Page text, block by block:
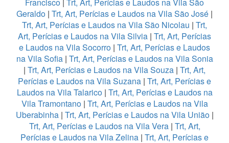
Francisco | Trt, Art, Perícias e Laudos na Vila São
Geraldo | Trt, Art, Perícias e Laudos na Vila São José |
Trt, Art, Perícias e Laudos na Vila São Nicolau | Trt,
Art, Perícias e Laudos na Vila Silvia | Trt, Art, Perícias
e Laudos na Vila Socorro | Trt, Art, Perícias e Laudos
na Vila Sofia| Trt, Art, Perícias e Laudos na Vila Sonia
| Trt, Art, Perícias e Laudos na Vila Souza | Trt, Art,
Perícias e Laudos na Vila Suzana | Trt, Art, Perícias e
Laudos na Vila Talarico| Trt, Art, Perícias e Laudos na
Vila Tramontano| Trt, Art, Perícias e Laudos na Vila
Uberabinha| Trt, Art, Perícias e Laudos na Vila União|
Trt, Art, Perícias e Laudos na Vila Vera| Trt, Art,
Perícias e Laudos na Vila Zelina | Trt, Art, Perícias e